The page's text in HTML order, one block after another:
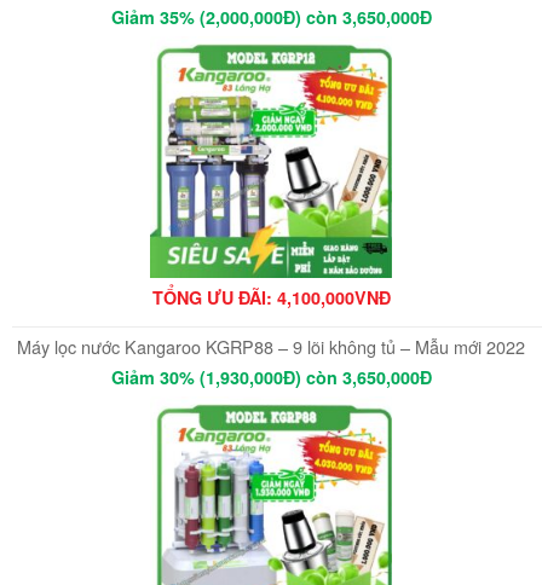
Giảm 35% (2,000,000Đ) còn 3,650,000Đ
TỔNG ƯU ĐÃI: 4,100,000VNĐ
Máy lọc nước Kangaroo KGRP88 – 9 lõi không tủ – Mẫu mới 2022
Giảm 30% (1,930,000Đ) còn 3,650,000Đ